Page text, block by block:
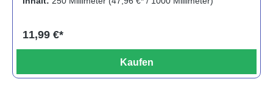
11,99 €*
Kaufen